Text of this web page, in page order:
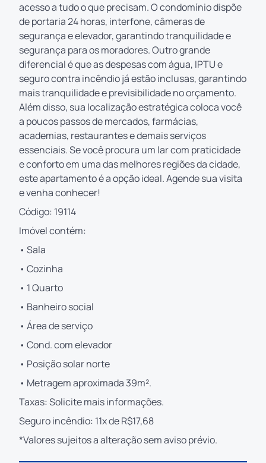
acesso a tudo o que precisam. O condomínio dispõe
de portaria 24 horas, interfone, câmeras de
segurança e elevador, garantindo tranquilidade e
segurança para os moradores. Outro grande
diferencial é que as despesas com água, IPTU e
seguro contra incêndio já estão inclusas, garantindo
mais tranquilidade e previsibilidade no orçamento.
Além disso, sua localização estratégica coloca você
a poucos passos de mercados, farmácias,
academias, restaurantes e demais serviços
essenciais. Se você procura um lar com praticidade
e conforto em uma das melhores regiões da cidade,
este apartamento é a opção ideal. Agende sua visita
e venha conhecer!
Código: 19114
Imóvel contém:
• Sala
• Cozinha
• 1 Quarto
• Banheiro social
• Área de serviço
• Cond. com elevador
• Posição solar norte
• Metragem aproximada 39m².
Taxas: Solicite mais informações.
Seguro incêndio: 11x de R$17,68
*Valores sujeitos a alteração sem aviso prévio.